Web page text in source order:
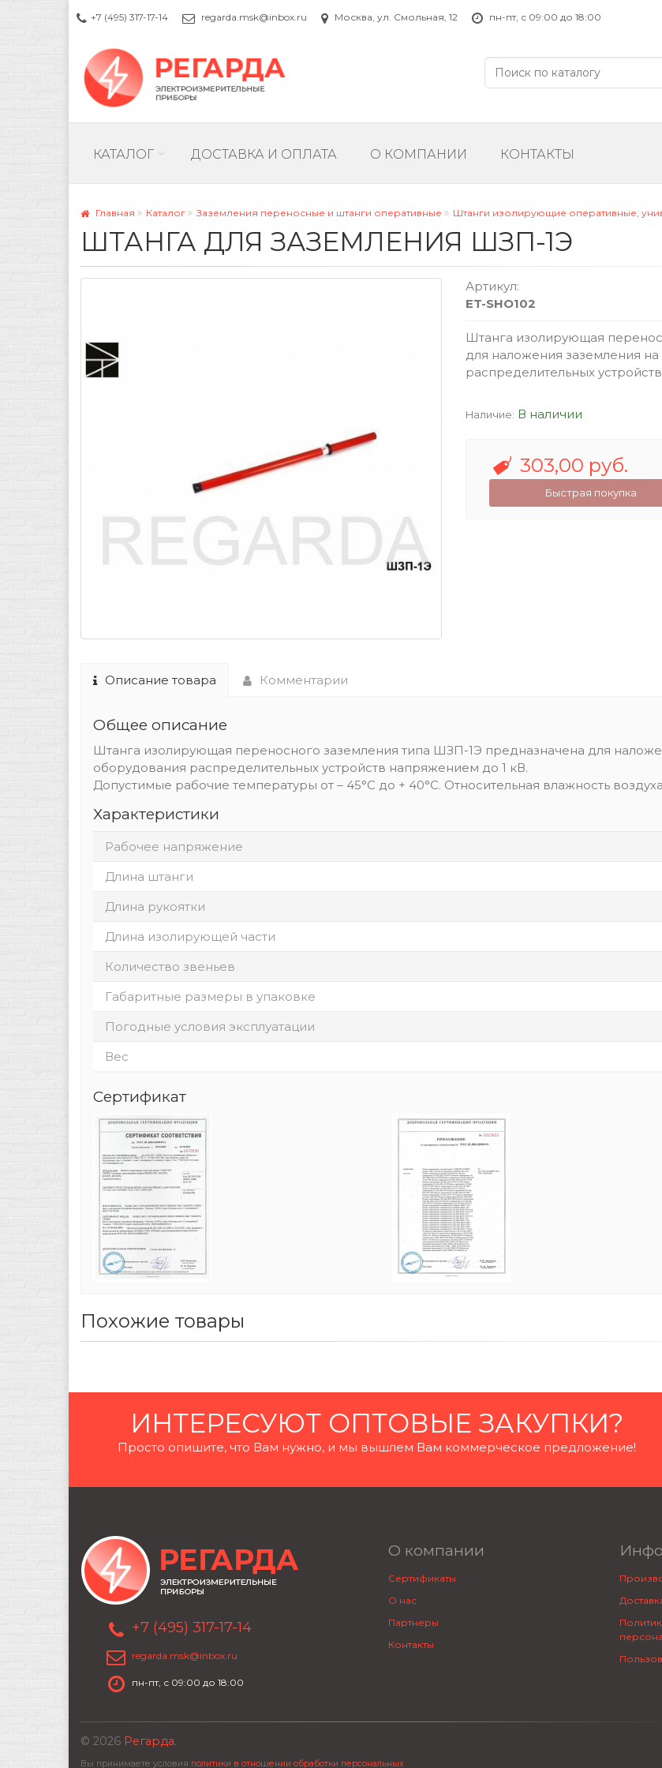
+7 (495) 317-17-14 regarda.msk@inbox.ru Москва, ул. Смольная, 12 пн-пт, с 09:00 до 18:00
КАТАЛОГ ДОСТАВКА И ОПЛАТА О КОМПАНИИ КОНТАКТЫ
Главная Каталог Заземления переносные и штанги оперативные Штанги изолирующие оперативные,
ШТАНГА ДЛЯ ЗАЗЕМЛЕНИЯ ШЗП-1Э
Артикул:
ET-SHO102
Штанга изолирующая
для наложения заземления
распределительных
Наличие: В наличии
303,00 руб.
Быстрая покупка
Описание товара Комментарии
Общее описание
Штанга изолирующая переносного заземления типа ШЗП-1Э предназначена для
оборудования распределительных устройств напряжением до 1 кВ.
Допустимые рабочие температуры от – 45°С до + 40°С. Относительная влажность
Характеристики
Рабочее напряжение
Длина штанги
Длина рукоятки
Длина изолирующей части
Количество звеньев
Габаритные размеры в упаковке
Погодные условия эксплуатации
Вес
Сертификат
Похожие товары
ИНТЕРЕСУЮТ ОПТОВЫЕ ЗАКУПКИ?
Просто опишите, что Вам нужно, и мы вышлем Вам коммерческое предложение!
+7 (495) 317-17-14
regarda.msk@inbox.ru
пн-пт, с 09:00 до 18:00
О компании
Сертификаты
О нас
Партнеры
Контакты
© 2026 Регарда.
Вы принимаете условия политики в отношении обработки персональных